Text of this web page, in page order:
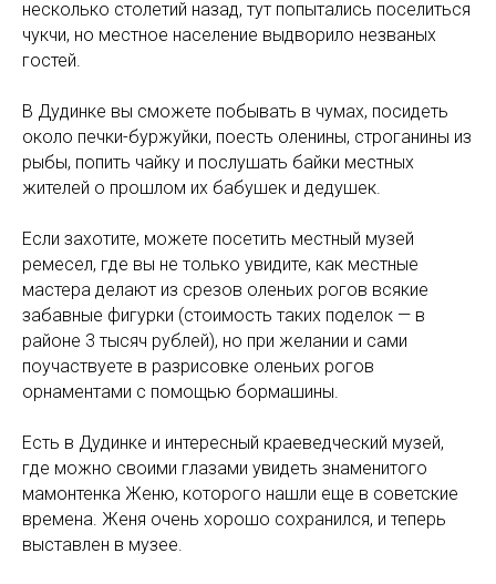
несколько столетий назад, тут попытались поселиться
чукчи, но местное население выдворило незваных
гостей.
В Дудинке вы сможете побывать в чумах, посидеть
около печки-буржуйки, поесть оленины, строганины из
рыбы, попить чайку и послушать байки местных
жителей о прошлом их бабушек и дедушек.
Если захотите, можете посетить местный музей
ремесел, где вы не только увидите, как местные
мастера делают из срезов оленьих рогов всякие
забавные фигурки (стоимость таких поделок — в
районе 3 тысяч рублей), но при желании и сами
поучаствуете в разрисовке оленьих рогов
орнаментами с помощью бормашины.
Есть в Дудинке и интересный краеведческий музей,
где можно своими глазами увидеть знаменитого
мамонтенка Женю, которого нашли еще в советские
времена. Женя очень хорошо сохранился, и теперь
выставлен в музее.